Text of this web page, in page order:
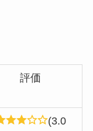
評価
(3.0